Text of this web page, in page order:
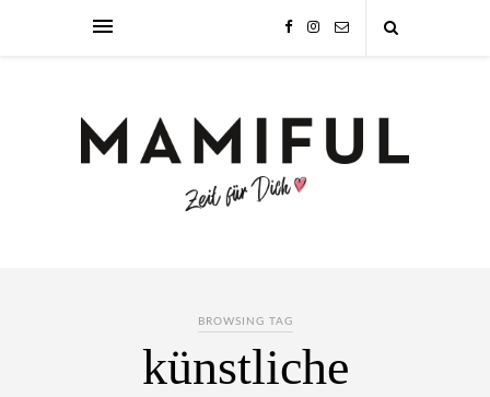
BROWSING TAG
künstliche